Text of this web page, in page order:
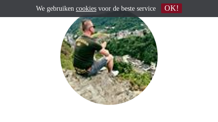
We gebruiken cookies voor de beste service OK!